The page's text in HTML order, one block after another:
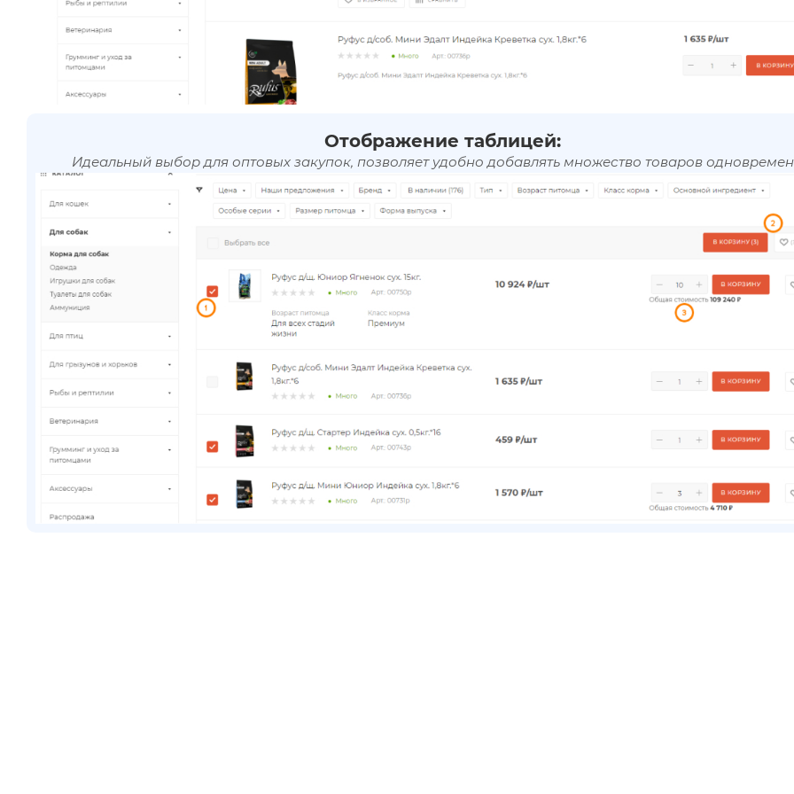
Отображение таблицей:
Идеальный выбор для оптовых закупок, позволяет удобно добавлять множество товаров